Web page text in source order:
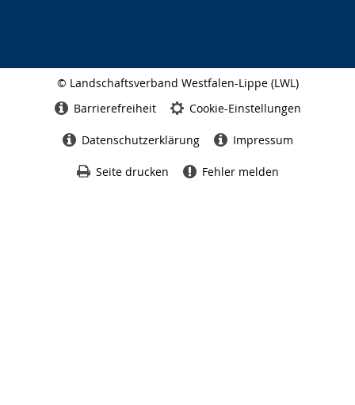
© Landschaftsverband Westfalen-Lippe (LWL)
Barrierefreiheit Cookie-Einstellungen
Datenschutzerklärung Impressum
Seite drucken Fehler melden